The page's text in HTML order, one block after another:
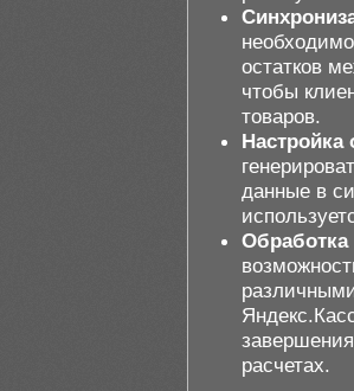
остатков
чтобы
товаров.
Настройка
данные в
Обработка
расчетах.